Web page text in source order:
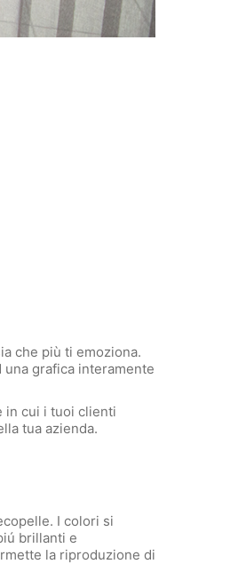
che più ti emoziona.
grafica interamente
in cui i tuoi clienti
tua azienda.
I colori si
brillanti e
la riproduzione di